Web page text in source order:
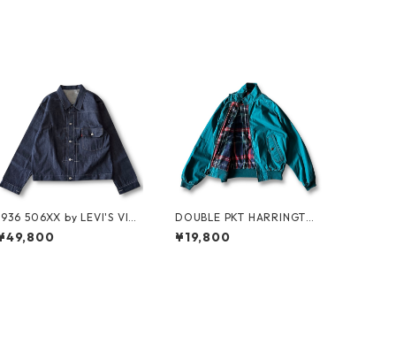
506XX by LEVI'S VINT
GLOTHING NO-WASH
DOUBLE PKT HARRINGTO
N JKT by LANDS'END
¥19,800